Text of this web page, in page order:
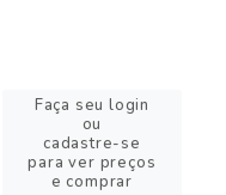
Faça seu login
ou
cadastre-se
para ver preços
e comprar